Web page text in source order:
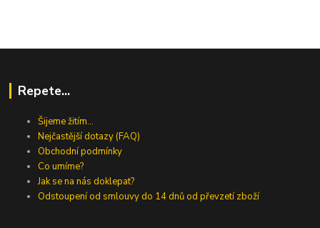
Repete...
Šijeme žitím...
Nejčastější dotazy (FAQ)
Obchodní podmínky
Co umíme?
Jak se na nás doklepat?
Odstoupení od smlouvy do 14 dnů od převzetí zboží